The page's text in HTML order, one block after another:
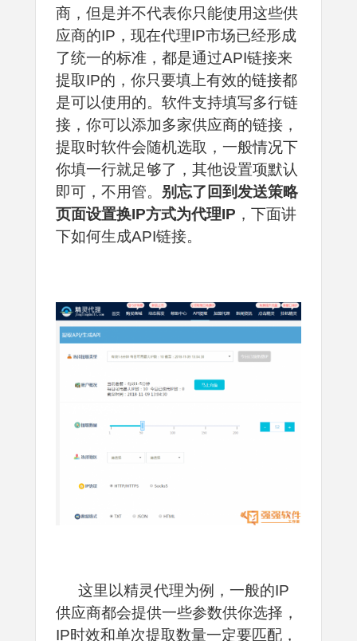
商，但是并不代表你只能使用这些供
应商的IP，现在代理IP市场已经形成
了统一的标准，都是通过API链接来
提取IP的，你只要填上有效的链接都
是可以使用的。软件支持填写多行链
接，你可以添加多家供应商的链接，
提取时软件会随机选取，一般情况下
你填一行就足够了，其他设置项默认
即可，不用管。 别忘了回到发送策略
页面设置换IP方式为代理IP ，下面讲
下如何生成API链接。
这里以精灵代理为例，一般的IP
供应商都会提供一些参数供你选择，
IP时效和单次提取数量一定要匹配，